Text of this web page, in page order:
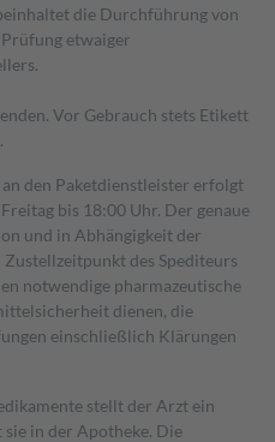
die Durchführung von
etwaiger
Vor Gebrauch stets Etikett
den Paketdienstleister erfolgt
bis 18:00 Uhr. Der genaue
und in Abhängigkeit der
des Spediteurs
notwendige pharmazeutische
dienen, die
einschließlich Klärungen
stellt der Arzt ein
sie in der Apotheke. Die